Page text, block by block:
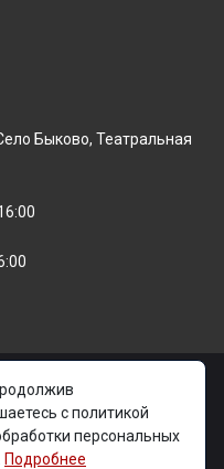
Быково, Театральная
Гранитная
на могилу в
с политикой
персональных
Подробнее